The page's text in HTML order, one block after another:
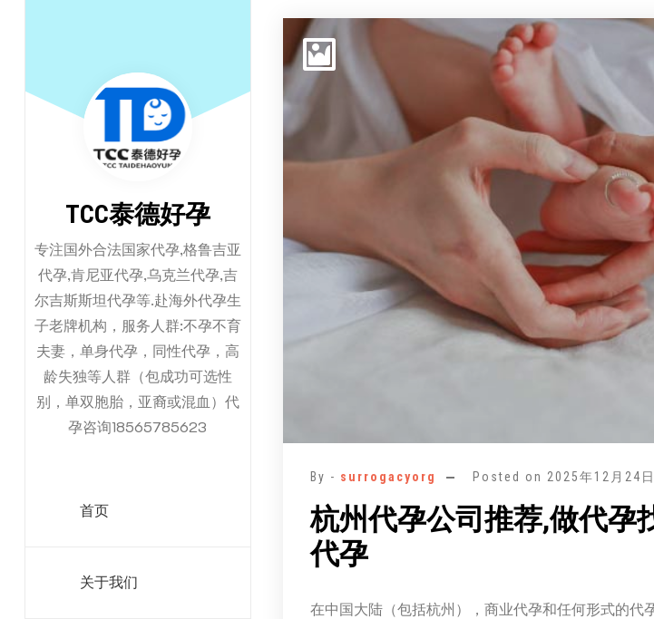
TCC泰德好孕
专注国外合法国家代孕,格鲁吉亚
代孕,肯尼亚代孕,乌克兰代孕,吉
尔吉斯斯坦代孕等.赴海外代孕生
子老牌机构，服务人群:不孕不育
夫妻，单身代孕，同性代孕，高
龄失独等人群（包成功可选性
别，单双胞胎，亚裔或混血）代
孕咨询18565785623
首页
关于我们
By - surrogacyorg Posted on 2025年12月24日
杭州代孕公司推荐,做代孕
代孕
在中国大陆（包括杭州），商业代孕和任何形式的代